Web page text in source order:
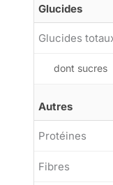
Glucides
Glucides
dont sucres
Autres
Protéines
Fibres